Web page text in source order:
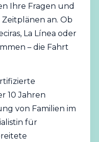
Ihre Fragen und
an. Ob
La Línea oder
– die Fahrt
10 Jahren
von Familien im
für